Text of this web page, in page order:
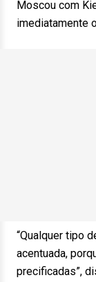
Moscou com
imediatamente
“Qualquer tipo
acentuada,
precificadas”,